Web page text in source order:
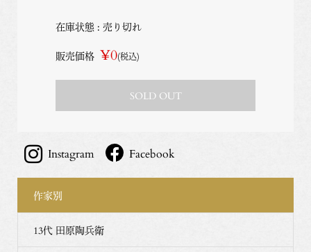
在庫状態 : 売り切れ
販売価格 ¥0(税込)
SOLD OUT
Instagram Facebook
作家別
13代 田原陶兵衛